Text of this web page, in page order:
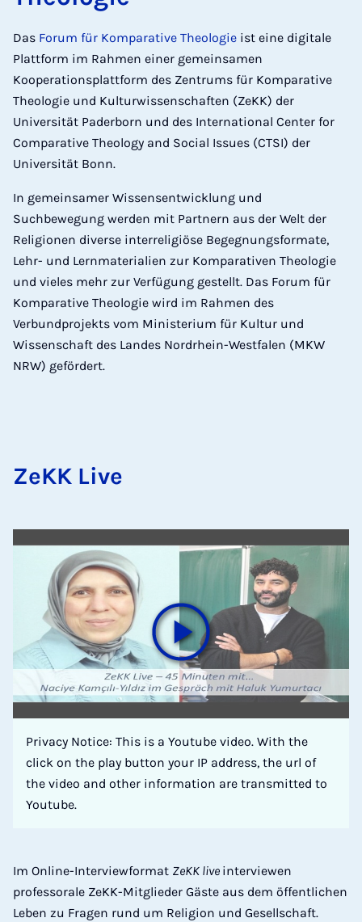
Das Forum für Komparative Theologie ist eine digitale
Plattform im Rahmen einer gemeinsamen
Kooperationsplattform des Zentrums für Komparative
Theologie und Kulturwissenschaften (ZeKK) der
Universität Paderborn und des International Center for
Comparative Theology and Social Issues (CTSI) der
Universität Bonn.
In gemeinsamer Wissensentwicklung und
Suchbewegung werden mit Partnern aus der Welt der
Religionen diverse interreligiöse Begegnungsformate,
Lehr- und Lernmaterialien zur Komparativen Theologie
und vieles mehr zur Verfügung gestellt. Das Forum für
Komparative Theologie wird im Rahmen des
Verbundprojekts vom Ministerium für Kultur und
Wissenschaft des Landes Nordrhein-Westfalen (MKW
NRW) gefördert.
ZeKK Live
Privacy Notice: This is a Youtube video. With the
click on the play button your IP address, the url of
the video and other information are transmitted to
Youtube.
Im Online-Interviewformat ZeKK live interviewen
professorale ZeKK-Mitglieder Gäste aus dem öffentlichen
Leben zu Fragen rund um Religion und Gesellschaft.